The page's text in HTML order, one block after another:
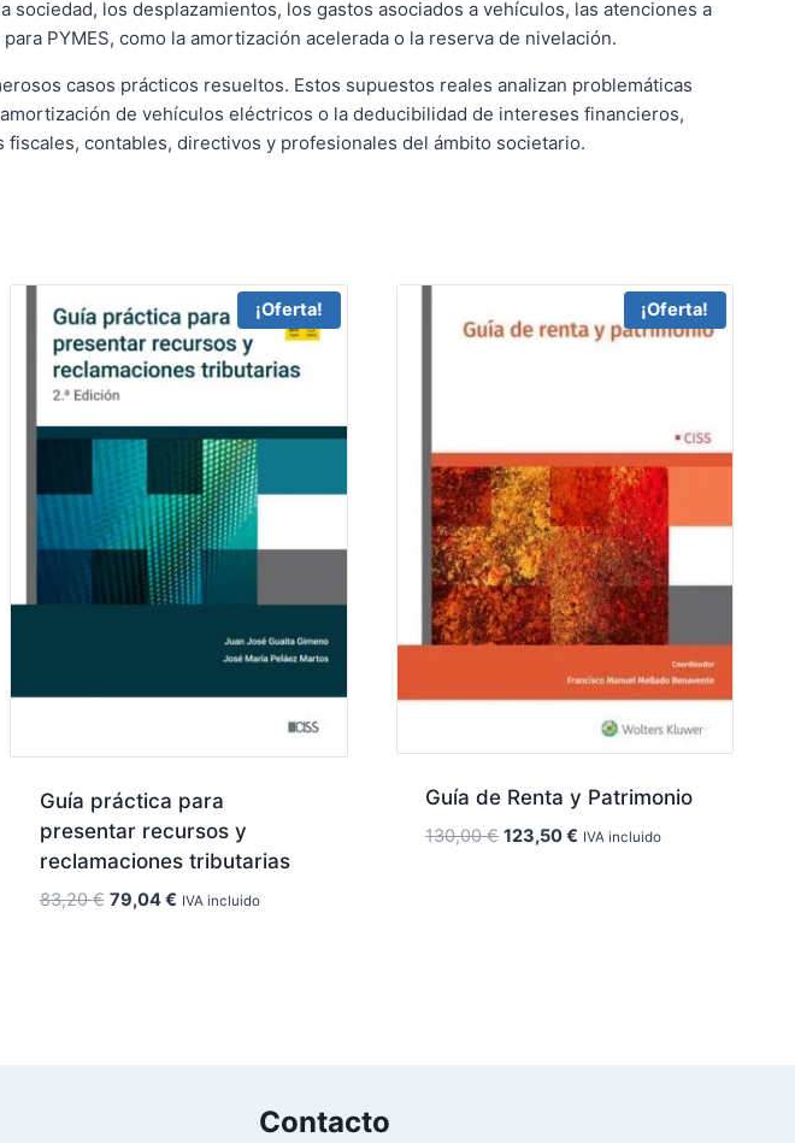
los desplazamientos, los gastos asociados a vehículos, las atenciones a
PYMES, como la amortización acelerada o la reserva de nivelación.
casos prácticos resueltos. Estos supuestos reales analizan problemáticas
de vehículos eléctricos o la deducibilidad de intereses financieros,
contables, directivos y profesionales del ámbito societario.
¡Oferta!
Guía práctica para
presentar recursos y
reclamaciones tributarias
83,20€ El
79,04€ElIVA incluido
¡Oferta!
Guía de Renta y Patrimonio
130,00€ El
123,50€ El
IVA incluido
Contacto